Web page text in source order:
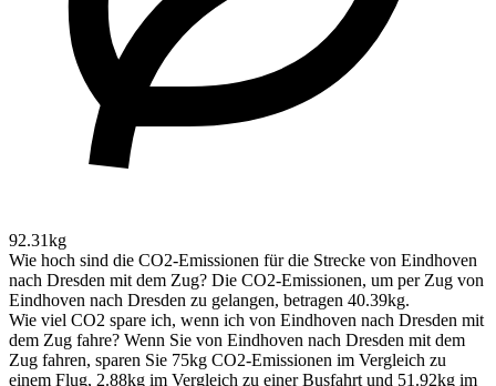
92.31kg
Wie hoch sind die CO2-Emissionen für die Strecke von Eindhoven
nach Dresden mit dem Zug? Die CO2-Emissionen, um per Zug von
Eindhoven nach Dresden zu gelangen, betragen 40.39kg.
Wie viel CO2 spare ich, wenn ich von Eindhoven nach Dresden mit
dem Zug fahre? Wenn Sie von Eindhoven nach Dresden mit dem
Zug fahren, sparen Sie 75kg CO2-Emissionen im Vergleich zu
einem Flug, 2.88kg im Vergleich zu einer Busfahrt und 51.92kg im